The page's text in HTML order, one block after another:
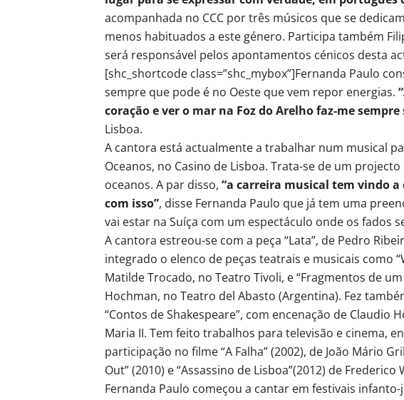
acompanhada no CCC por três músicos que se
menos habituados a este género. Participa também
será responsável pelos apontamentos cénicos desta
[shc_shortcode class=”shc_mybox”]Fernanda Paulo
sempre que pode é no Oeste que vem repor energias.
coração e ver o mar na Foz do Arelho faz-me sempre
Lisboa.
A cantora está actualmente a trabalhar num musical
Oceanos, no Casino de Lisboa. Trata-se de um
oceanos. A par disso, “a carreira musical tem vindo
com isso”, disse Fernanda Paulo que já tem uma
vai estar na Suíça com um espectáculo onde os fados
A cantora estreou-se com a peça “Lata”, de Pedro
integrado o elenco de peças teatrais e musicais como
Matilde Trocado, no Teatro Tivoli, e “Fragmentos de
Hochman, no Teatro del Abasto (Argentina). Fez
“Contos de Shakespeare”, com encenação de Claudio
Maria II. Tem feito trabalhos para televisão e cinema,
participação no filme “A Falha” (2002), de João Mário
Out” (2010) e “Assassino de Lisboa”(2012) de Frederico
Fernanda Paulo começou a cantar em festivais